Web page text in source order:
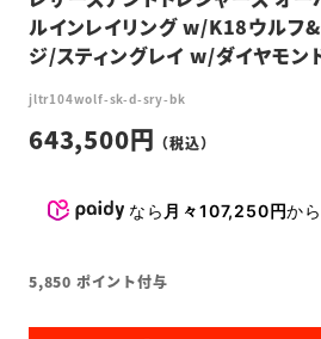
ルインレイリング w/K18ウルフ
ジ/スティングレイ w/ダイヤモンド
jltr104wolf-sk-d-sry-bk
643,500
なら 月々107,250円か
5,850 ポイント付与